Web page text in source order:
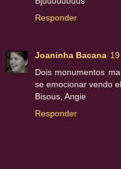
Responder
Joaninha Bacana
Dois monumentos
se emocionar vendo
Bisous, Angie
Responder